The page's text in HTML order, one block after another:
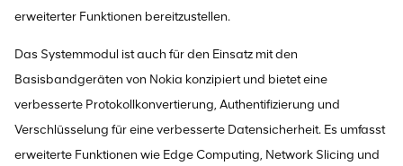
erweiterter Funktionen bereitzustellen.
Das Systemmodul ist auch für den Einsatz mit den
Basisbandgeräten von Nokia konzipiert und bietet eine
verbesserte Protokollkonvertierung, Authentifizierung und
Verschlüsselung für eine verbesserte Datensicherheit. Es umfasst
erweiterte Funktionen wie Edge Computing, Network Slicing und